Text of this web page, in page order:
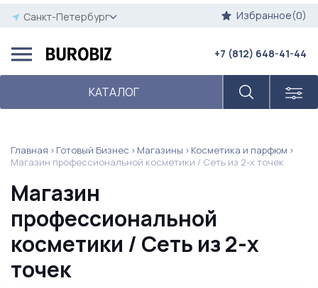
Санкт-Петербург Избранное(0)
КАТАЛОГ
+7 (812) 648-41-44
Главная Готовый Бизнес Магазины
Косметика и парфюм
Магазин профессиональной косметики / Сеть из 2-х точек
Магазин
профессиональной
косметики / Сеть из 2-х
точек